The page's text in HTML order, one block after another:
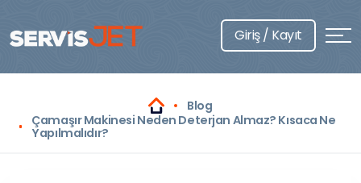
Giriş / Kayıt
Blog
Çamaşır Makinesi Neden Deterjan Almaz? Kısaca Ne
Yapılmalıdır?